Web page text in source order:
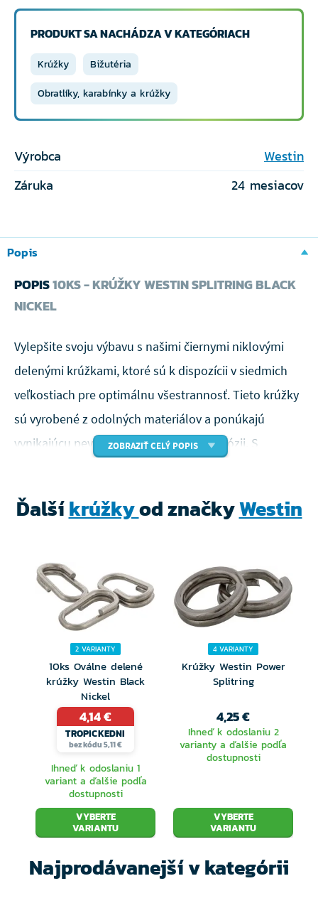
PRODUKT SA NACHÁDZA V KATEGÓRIACH
Krúžky
Bižutéria
Obratlíky, karabínky a krúžky
Výrobca
Westin
Záruka
24 mesiacov
Popis
POPIS10KS - KRÚŽKY WESTIN SPLITRING BLACK
NICKEL
Vylepšite svoju výbavu s našimi čiernymi niklovými
delenými krúžkami, ktoré sú k dispozícii v siedmich
veľkostiach pre optimálnu všestrannosť. Tieto krúžky
sú vyrobené z odolných materiálov a ponúkajú
vynikajúcu pevnosť a odolnosť proti korózii. S
krúžkom pre bezpečné spojenie a spoľahlivú
Špičková kvalita krúžku
Povrchová úprava čierny nikel
Dostupné vo veľkostiach: 4 mm, 5 mm, 6 mm,
7 mm, 8 mm, 10 mm a 12 mm
ZOBRAZIŤ CELÝ POPIS
Ďalšíkrúžkyod značkyWestin
2 VARIANTY
10ks Oválne delené
krúžky Westin Black
Nickel
4,14 €
TROPICKEDNI
bez kódu 5,11 €
Ihneď k odoslaniu 1
variant a ďalšie podľa
dostupnosti
VYBERTE
VARIANTU
4 VARIANTY
Krúžky Westin Power
Splitring
4,25 €
Ihneď k odoslaniu 2
varianty a ďalšie podľa
dostupnosti
VYBERTE
VARIANTU
Najprodávanejší v kategórii